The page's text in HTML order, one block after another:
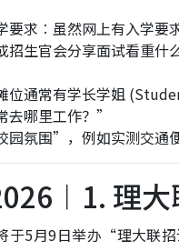
要求︰虽然网上有入学
招生官会分享面试看重
位通常有学长学姐
哪里工作？”
园氛围”，例如实测交通
理
于5月9日举办“理大联